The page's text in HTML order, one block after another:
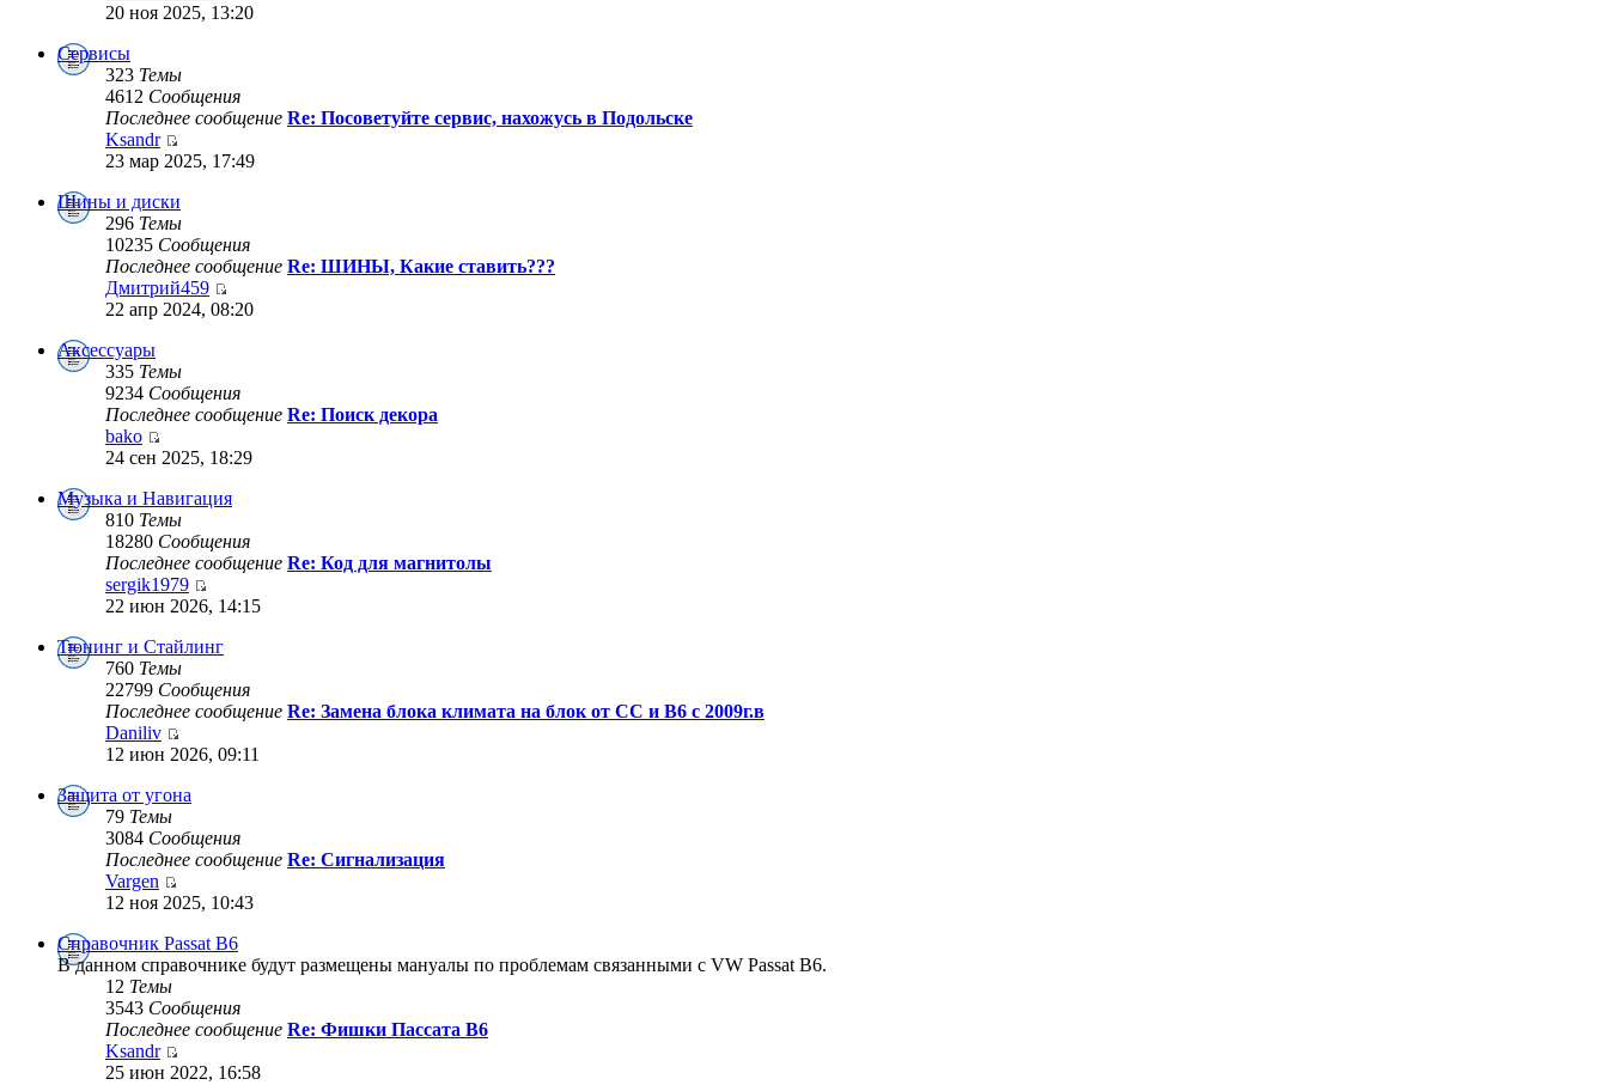
20 ноя 2025, 13:20
Сервисы
323 Темы
4612 Сообщения
Последнее сообщение Re: Посоветуйте сервис, нахожусь в Подольске
Ksandr
23 мар 2025, 17:49
Шины и диски
296 Темы
10235 Сообщения
Последнее сообщение Re: ШИНЫ, Какие ставить???
Дмитрий459
22 апр 2024, 08:20
Аксессуары
335 Темы
9234 Сообщения
Последнее сообщение Re: Поиск декора
bako
24 сен 2025, 18:29
Музыка и Навигация
810 Темы
18280 Сообщения
Последнее сообщение Re: Код для магнитолы
sergik1979
22 июн 2026, 14:15
Тюнинг и Стайлинг
760 Темы
22799 Сообщения
Последнее сообщение Re: Замена блока климата на блок от CC и B6 c 2009г.в
Daniliv
12 июн 2026, 09:11
Защита от угона
79 Темы
3084 Сообщения
Последнее сообщение Re: Сигнализация
Vargen
12 ноя 2025, 10:43
Справочник Passat B6
В данном справочнике будут размещены мануалы по проблемам связанными с VW Passat B6.
12 Темы
3543 Сообщения
Последнее сообщение Re: Фишки Пассата В6
Ksandr
25 июн 2022, 16:58